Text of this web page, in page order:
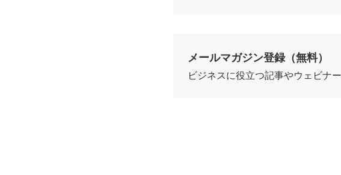
メールマガジン登録（無料）
ビジネスに役立つ記事やウェビナ